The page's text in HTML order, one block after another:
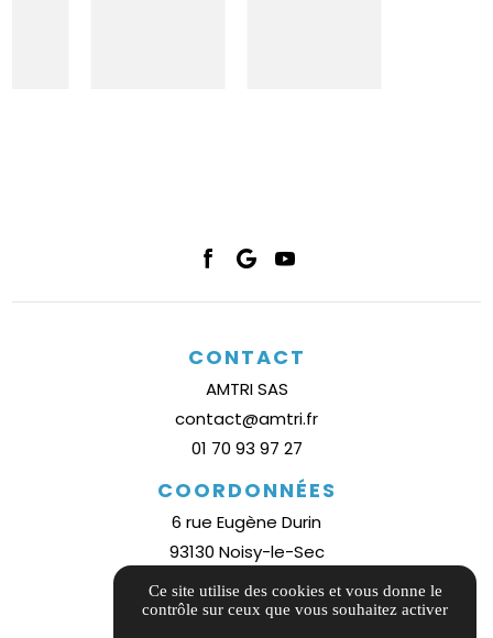
CONTACT
AMTRI SAS
contact@amtri.fr
01 70 93 97 27
COORDONNÉES
6 rue Eugène Durin
93130 Noisy-le-Sec
Plan d'accès
Ce site utilise des cookies et vous donne le
contrôle sur ceux que vous souhaitez activer